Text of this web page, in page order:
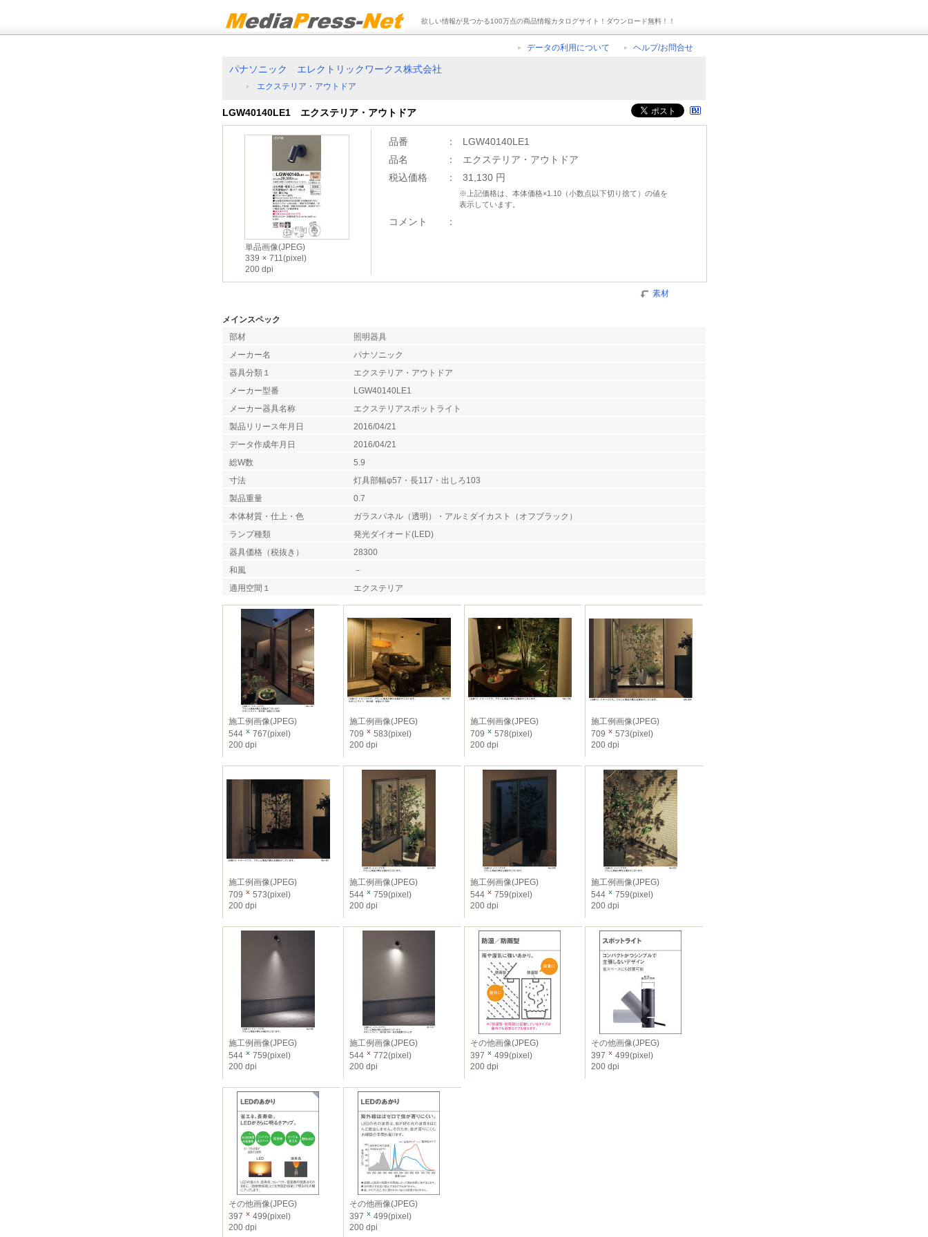
欲しい情報が見つかる100万点の商品情報カタログサイト！ダウンロード無料！！
データの利用について ヘルプ/お問合せ
パナソニック エレクトリックワークス株式会社
エクステリア・アウトドア
LGW40140LE1 エクステリア・アウトドア
単品画像(JPEG)
339
711(pixel)
200 dpi
品番 ：
LGW40140LE1
品名
：
エクステリア・アウトドア
税込価格
： 31,130 円
※上記価格は、本体価格×1.10（小数点以下切り捨て）の値を
表示しています。
コメント ：
素材
メインスペック
部材
照明器具
メーカー名
パナソニック
器具分類１
エクステリア・アウトドア
メーカー型番
LGW40140LE1
メーカー器具名称
エクステリアスポットライト
製品リリース年月日
2016/04/21
データ作成年月日
2016/04/21
総W数
5.9
寸法
灯具部幅φ57・長117・出しろ103
製品重量
0.7
本体材質・仕上・色
ガラスパネル（透明）・アルミダイカスト（オフブラック）
ランプ種類
発光ダイオード(LED)
器具価格（税抜き）
28300
和風
－
適用空間１
エクステリア
施工例画像(JPEG)
544
767(pixel)
200 dpi
施工例画像(JPEG)
709
583(pixel)
200 dpi
施工例画像(JPEG)
709
578(pixel)
200 dpi
施工例画像(JPEG)
709
573(pixel)
200 dpi
施工例画像(JPEG)
709
573(pixel)
200 dpi
施工例画像(JPEG)
544
759(pixel)
200 dpi
施工例画像(JPEG)
544
759(pixel)
200 dpi
施工例画像(JPEG)
544
759(pixel)
200 dpi
施工例画像(JPEG)
544
759(pixel)
200 dpi
施工例画像(JPEG)
544
772(pixel)
200 dpi
その他画像(JPEG)
397
499(pixel)
200 dpi
その他画像(JPEG)
397
499(pixel)
200 dpi
その他画像(JPEG)
397
499(pixel)
200 dpi
その他画像(JPEG)
397
499(pixel)
200 dpi